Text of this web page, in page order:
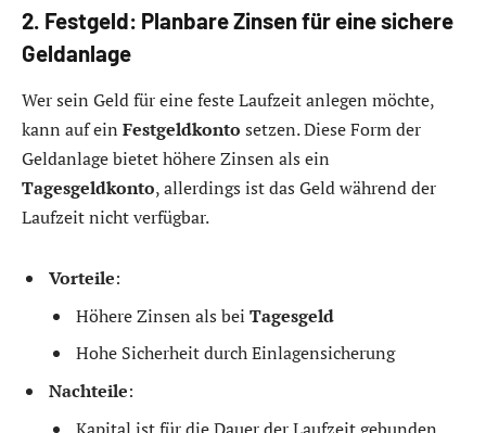
2. Festgeld: Planbare Zinsen für eine sichere
Geldanlage
Wer sein Geld für eine feste Laufzeit anlegen möchte,
kann auf ein Festgeldkonto setzen. Diese Form der
Geldanlage bietet höhere Zinsen als ein
Tagesgeldkonto, allerdings ist das Geld während der
Laufzeit nicht verfügbar.
Vorteile:
Höhere Zinsen als bei Tagesgeld
Hohe Sicherheit durch Einlagensicherung
Nachteile: